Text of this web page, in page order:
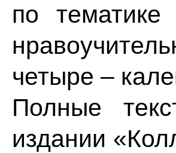
по
четыре –
Полные
издании